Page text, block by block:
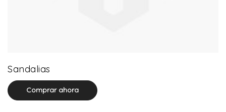
Sandalias
Comprar ahora